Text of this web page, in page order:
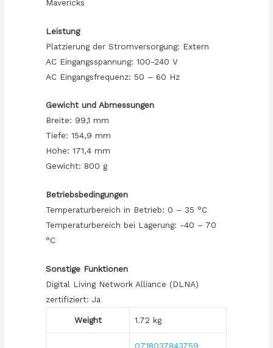
Mavericks
Leistung
Platzierung der Stromversorgung: Extern
AC Eingangsspannung: 100-240 V
AC Eingangsfrequenz: 50 – 60 Hz
Gewicht und Abmessungen
Breite: 99,1 mm
Tiefe: 154,9 mm
Höhe: 171,4 mm
Gewicht: 800 g
Betriebsbedingungen
Temperaturbereich in Betrieb: 0 – 35 °C
Temperaturbereich bei Lagerung: -40 – 70
°C
Sonstige Funktionen
Digital Living Network Alliance (DLNA)
zertifiziert: Ja
Weight 1.72 kg
0718037843759